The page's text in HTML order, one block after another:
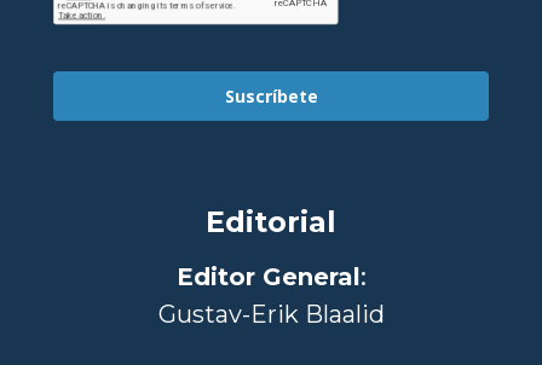
Suscríbete
Editorial
Editor General:
Gustav-Erik Blaalid